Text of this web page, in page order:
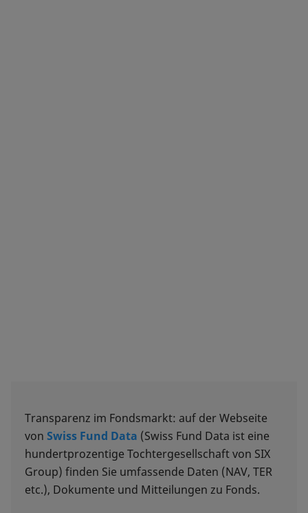
Transparenz im Fondsmarkt: auf der Webseite
von Swiss Fund Data (Swiss Fund Data ist eine
hundertprozentige Tochtergesellschaft von SIX
Group) finden Sie umfassende Daten (NAV, TER
etc.), Dokumente und Mitteilungen zu Fonds.